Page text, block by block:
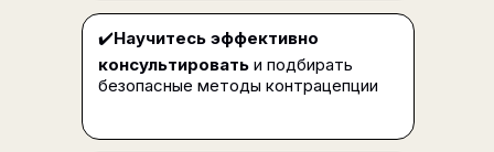
✔️Научитесь эффективно
консультировать и подбирать
безопасные методы контрацепции